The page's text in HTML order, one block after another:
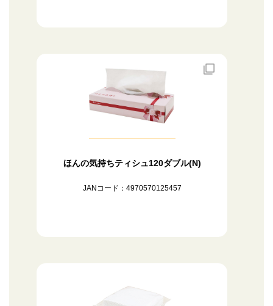
ほんの気持ちティシュ120ダブル(N)
JANコード：4970570125457